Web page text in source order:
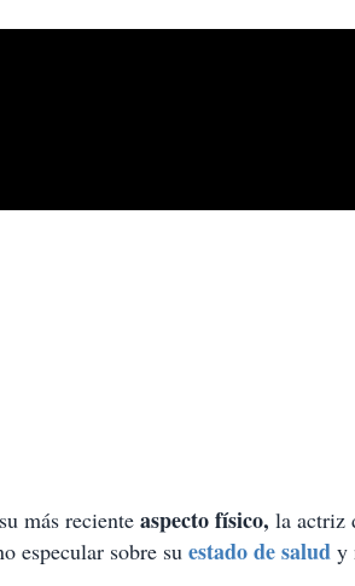
más reciente aspecto físico, la actriz
especular sobre su estado de salud y